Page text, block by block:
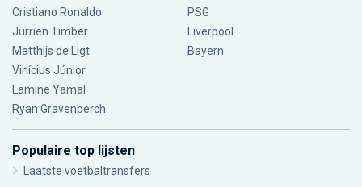
Cristiano Ronaldo
Jurriën Timber
Matthijs de Ligt
Vinícius Júnior
Lamine Yamal
Ryan Gravenberch
PSG
Liverpool
Bayern
Populaire top lijsten
Laatste voetbaltransfers